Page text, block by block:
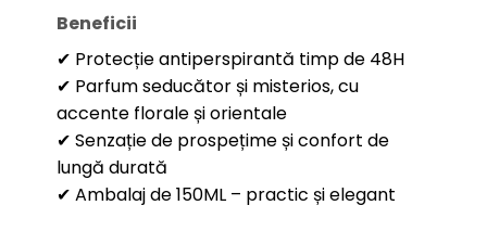
Beneficii
✔ Protecție antiperspirantă timp de 48H
✔ Parfum seducător și misterios, cu
accente florale și orientale
✔ Senzație de prospețime și confort de
lungă durată
✔ Ambalaj de 150ML – practic și elegant